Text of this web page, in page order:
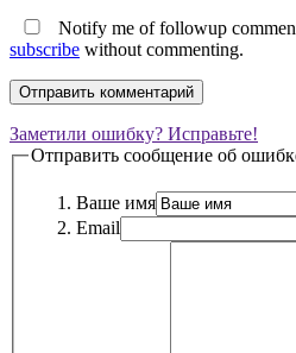
Notify me of followup
subscribe without commenting.
Заметили ошибку? Исправьте!
Отправить сообщение об
Ваше имя
Email